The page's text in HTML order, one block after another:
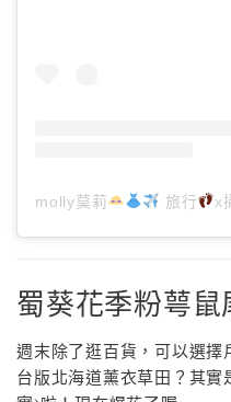
molly莫莉 旅行 x
蜀葵花季粉萼
週末除了逛百貨，可以選擇
台版北海道薰衣草田？其